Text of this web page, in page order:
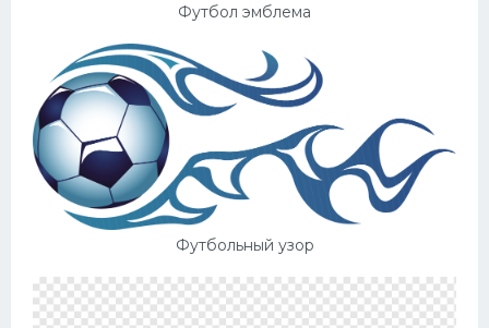
Футбол эмблема
Футбольный узор